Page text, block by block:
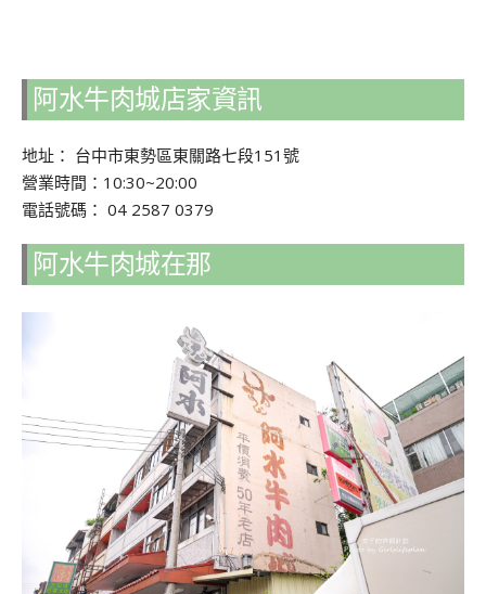
阿水牛肉城店家資訊
地址： 台中市東勢區東關路七段151號
營業時間：10:30~20:00
電話號碼： 04 2587 0379
阿水牛肉城在那